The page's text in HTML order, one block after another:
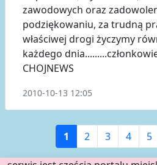
zawodowych oraz
podziękowaniu, za trudną
właściwej drogi życzymy
każdego
CHOJNEWS
2010-10-13 12:05
1 2 3 4 5